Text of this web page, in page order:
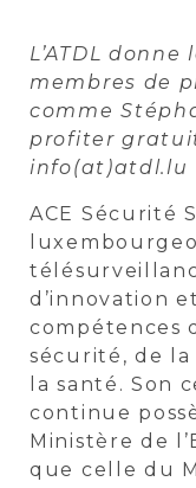
L’ATDL
membres de
comme
profiter
info(at)atdl.lu
ACE Sécurité
d’innovation
compétences
sécurité, de la
la santé. Son
continue
Ministère de
que celle du